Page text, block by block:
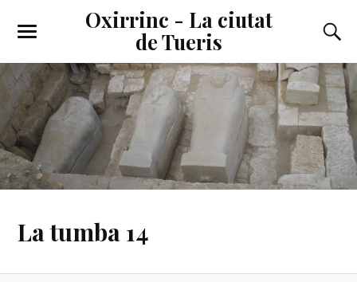
Oxirrinc - La ciutat
de Tueris
La tumba 14